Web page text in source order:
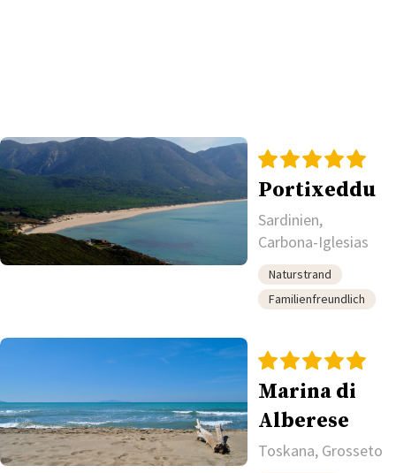
Portixeddu
Sardinien,
Carbona-Iglesias
Naturstrand
Familienfreundlich
Marina di
Alberese
Toskana, Grosseto